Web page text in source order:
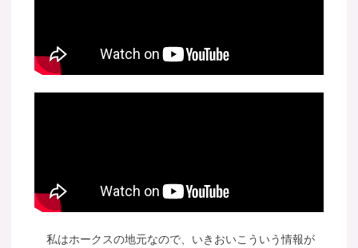
私はホークスの地元なので、いきおいこういう情報が